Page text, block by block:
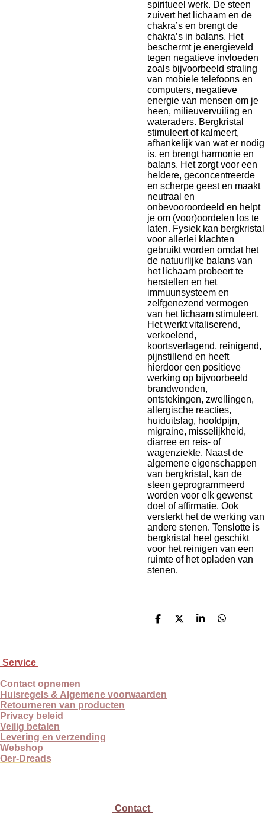
spiritueel werk. De steen
zuivert het lichaam en de
chakra’s en brengt de
chakra’s in balans. Het
beschermt je energieveld
tegen negatieve invloeden
zoals bijvoorbeeld straling
van mobiele telefoons en
computers, negatieve
energie van mensen om je
heen, milieuvervuiling en
wateraders. Bergkristal
stimuleert of kalmeert,
afhankelijk van wat er nodig
is, en brengt harmonie en
balans. Het zorgt voor een
heldere, geconcentreerde
en scherpe geest en maakt
neutraal en
onbevooroordeeld en helpt
je om (voor)oordelen los te
laten. Fysiek kan bergkristal
voor allerlei klachten
gebruikt worden omdat het
de natuurlijke balans van
het lichaam probeert te
herstellen en het
immuunsysteem en
zelfgenezend vermogen
van het lichaam stimuleert.
Het werkt vitaliserend,
verkoelend,
koortsverlagend, reinigend,
pijnstillend en heeft
hierdoor een positieve
werking op bijvoorbeeld
brandwonden,
ontstekingen, zwellingen,
allergische reacties,
huiduitslag, hoofdpijn,
migraine, misselijkheid,
diarree en reis- of
wagenziekte. Naast de
algemene eigenschappen
van bergkristal, kan de
steen geprogrammeerd
worden voor elk gewenst
doel of affirmatie. Ook
versterkt het de werking van
andere stenen. Tenslotte is
bergkristal heel geschikt
voor het reinigen van een
ruimte of het opladen van
stenen.
D
D
S
D
Service
Contact opnemen
Huisregels & Algemene voorwaarden
Retourneren van producten
Privacy beleid
Veilig betalen
Levering en verzending
Webshop
Oer-Dreads
Contact